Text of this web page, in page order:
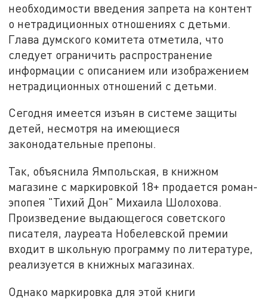
необходимости введения запрета на контент
о нетрадиционных отношениях с детьми.
Глава думского комитета отметила, что
следует ограничить распространение
информации с описанием или изображением
нетрадиционных отношений с детьми.
Сегодня имеется изъян в системе защиты
детей, несмотря на имеющиеся
законодательные препоны.
Так, объяснила Ямпольская, в книжном
магазине с маркировкой 18+ продается роман-
эпопея "Тихий Дон" Михаила Шолохова.
Произведение выдающегося советского
писателя, лауреата Нобелевской премии
входит в школьную программу по литературе,
реализуется в книжных магазинах.
Однако маркировка для этой книги